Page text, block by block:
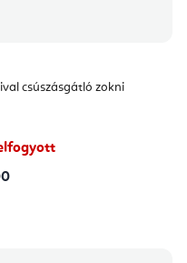
csúszásgátló zokni